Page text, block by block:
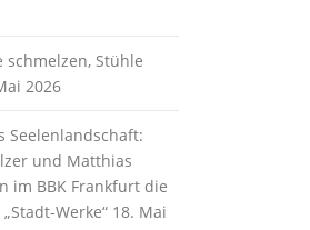
schmelzen, Stühle
2026
Seelenlandschaft:
und Matthias
im BBK Frankfurt die
Werke“ 18. Mai